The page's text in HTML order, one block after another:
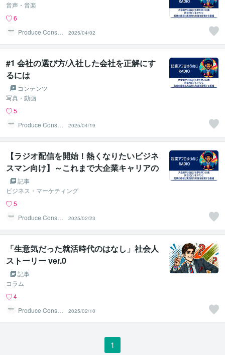
音声・音楽
6
Produce Consult
2025/04/02
#1 会社の選び方/入社した会社を正解にす
るには
コンテンツ
写真・動画
5
Produce Consult
2025/04/19
【ラジオ配信を開始！熱くなりたいビジネ
スマン向け】～これまで大企業キャリアの
中で学んだ実践的な知識や起業の準備過程
を発信します～
記事
ビジネス・マーケティング
5
Produce Consult
2025/02/23
「生意気だった就活時代のはなし」社会人
ストーリー ver.0
記事
コラム
4
Produce Consult
2025/02/10
1